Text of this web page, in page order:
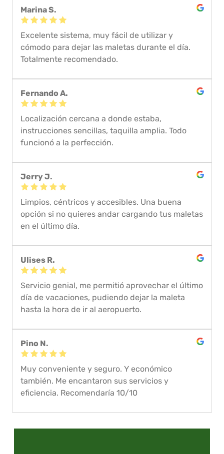
Marina S.
Excelente sistema, muy fácil de utilizar y
cómodo para dejar las maletas durante el día.
Totalmente recomendado.
Fernando A.
Localización cercana a donde estaba,
instrucciones sencillas, taquilla amplia. Todo
funcionó a la perfección.
Jerry J.
Limpios, céntricos y accesibles. Una buena
opción si no quieres andar cargando tus maletas
en el último día.
Ulises R.
Servicio genial, me permitió aprovechar el último
día de vacaciones, pudiendo dejar la maleta
hasta la hora de ir al aeropuerto.
Pino N.
Muy conveniente y seguro. Y económico
también. Me encantaron sus servicios y
eficiencia. Recomendaría 10/10